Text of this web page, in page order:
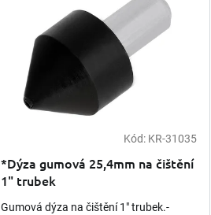
Kód: KR-31035
*Dýza gumová 25,4mm na čištění
1" trubek
Gumová dýza na čištění 1" trubek.-